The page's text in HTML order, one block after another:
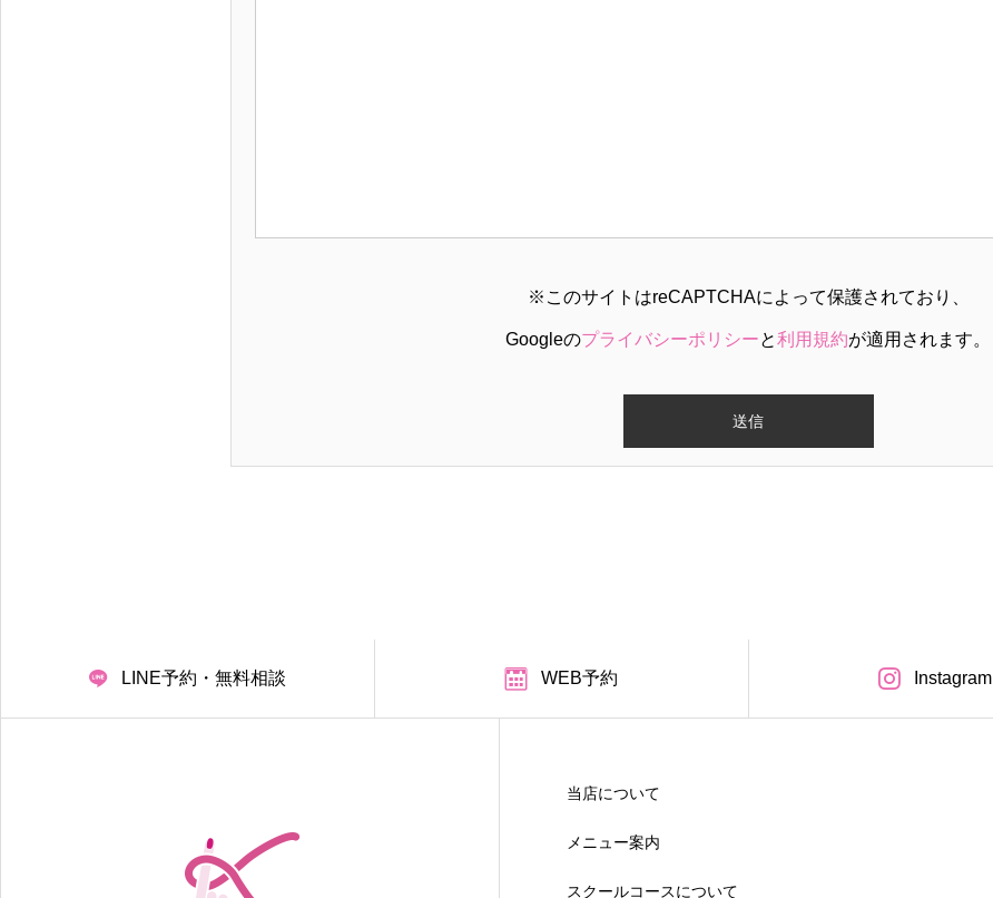
※このサイトはreCAPTCHAによって保護されており、
Googleのプライバシーポリシーと利用規約が適用されます。
LINE予約・無料相談 WEB予約 Instagram
当店について
メニュー案内
スクールコースについて